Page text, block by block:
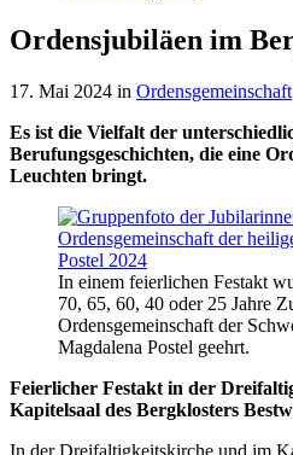
Ordensjubiläen im
17. Mai 2024 in Ordensgemeinschaft
Es ist die Vielfalt der
Berufungsgeschichten, die eine
Leuchten bringt.
In einem feierlichen Festakt
70, 65, 60, 40 oder 25 Jahre
Ordensgemeinschaft der
Magdalena Postel geehrt.
Feierlicher Festakt in der
Kapitelsaal des Bergklosters
In der Dreifaltigkeitskirche und im